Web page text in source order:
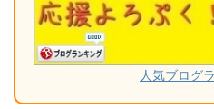
人気ブログ